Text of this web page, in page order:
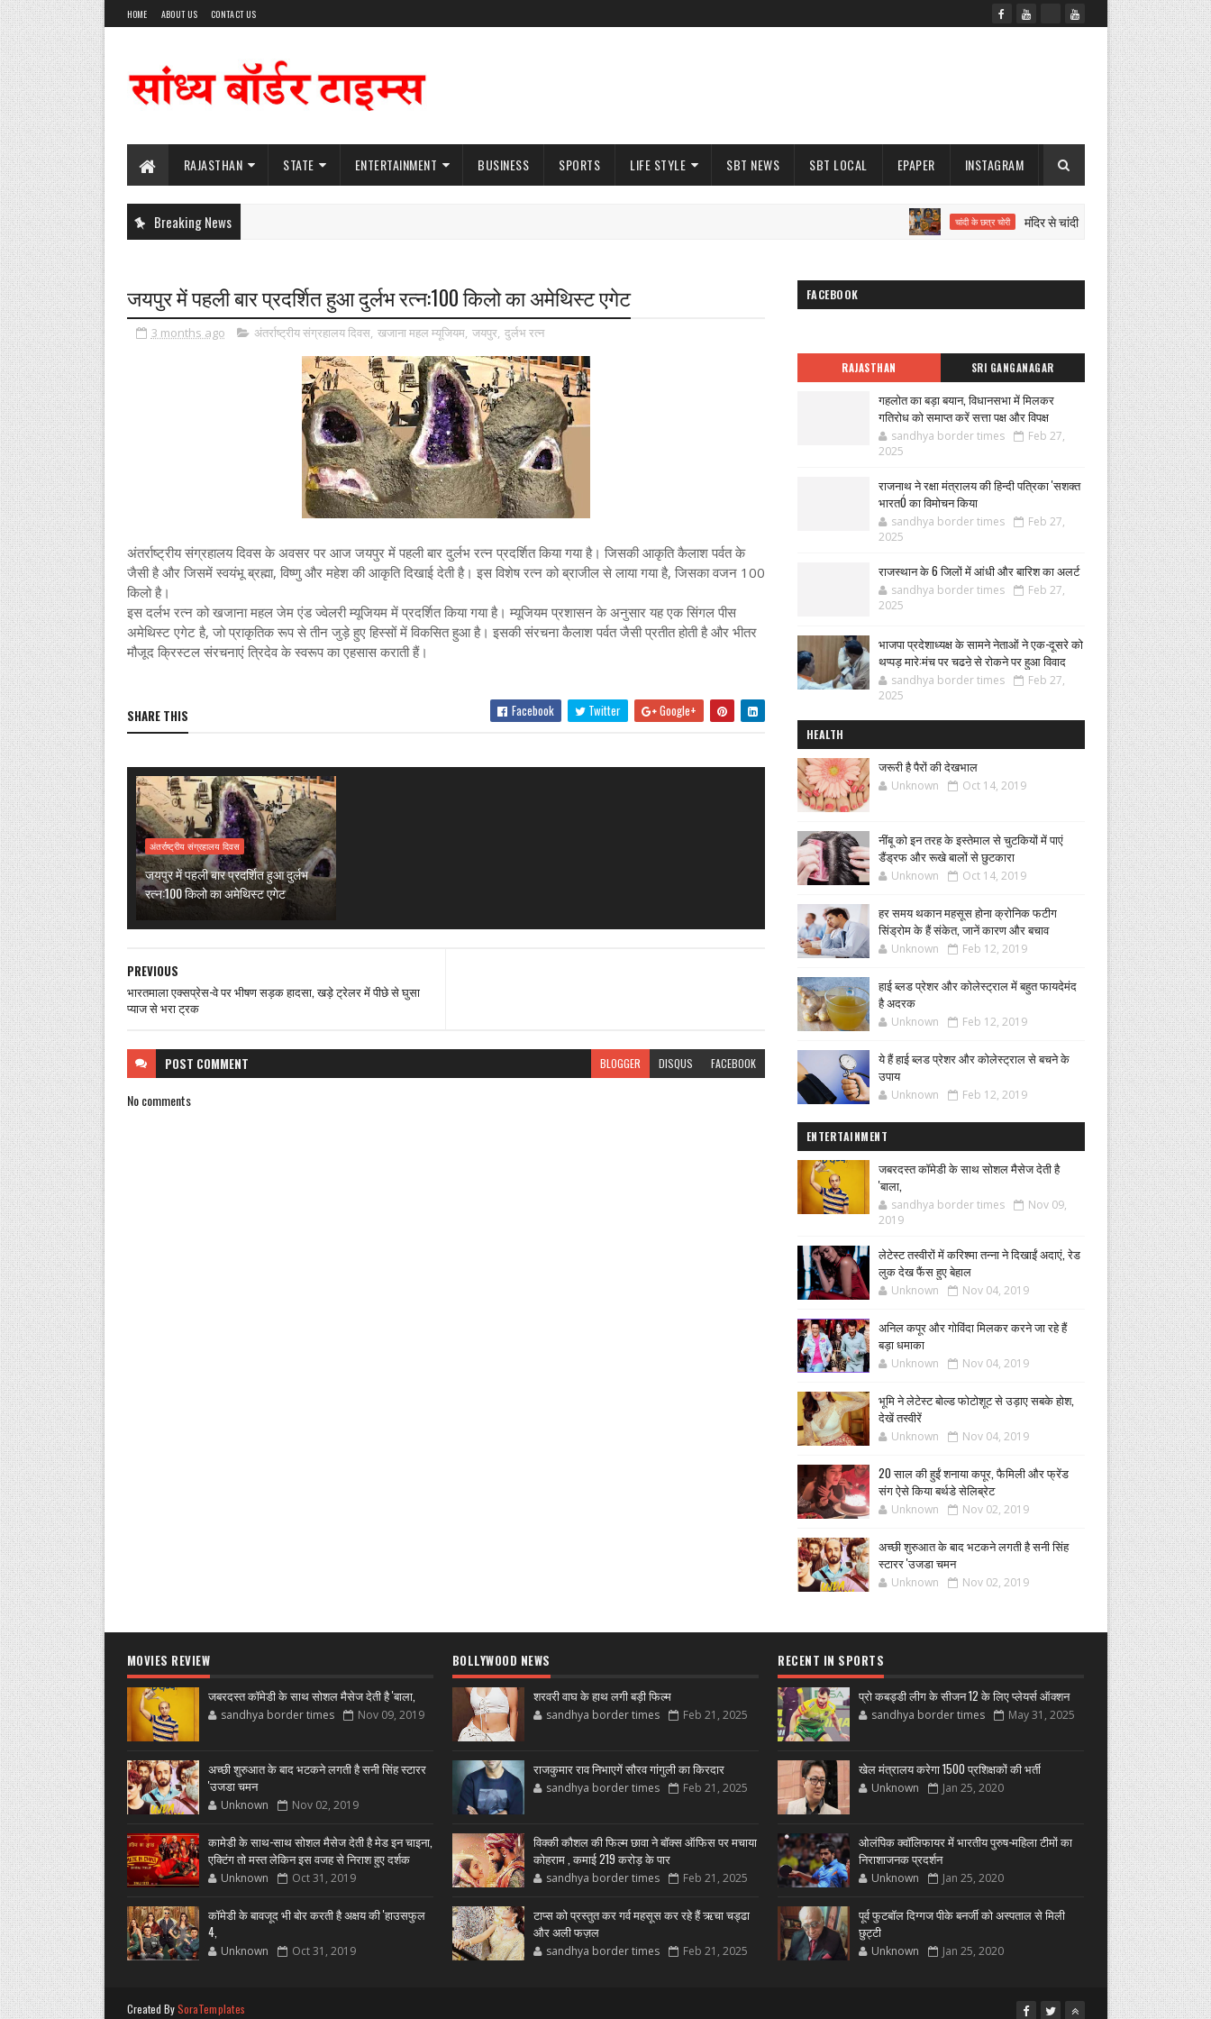
HOME ABOUT US CONTACT US
RAJASTHAN STATE ENTERTAINMENT BUSINESS SPORTS LIFE STYLE SBT NEWS SBT LOCAL EPAPER INSTAGRAM
Breaking News चांदी के छत्र चोरी मंदिर से चांदी के छत्र व गुल्लक चोरी
जयपुर में पहली बार प्रदर्शित हुआ दुर्लभ रत्न:100 किलो का अमेथिस्ट एगेट
3 months ago अंतर्राष्ट्रीय संग्रहालय दिवस, खजाना महल म्यूजियम, जयपुर, दुर्लभ रत्न
अंतर्राष्ट्रीय संग्रहालय दिवस के अवसर पर आज जयपुर में पहली बार दुर्लभ रत्न प्रदर्शित किया गया है। जिसकी आकृति कैलाश पर्वत के
जैसी है और जिसमें स्वयंभू ब्रह्मा, विष्णु और महेश की आकृति दिखाई देती है। इस विशेष रत्न को ब्राजील से लाया गया है, जिसका वजन 100
किलो है।
इस दर्लभ रत्न को खजाना महल जेम एंड ज्वेलरी म्यूजियम में प्रदर्शित किया गया है। म्यूजियम प्रशासन के अनुसार यह एक सिंगल पीस
अमेथिस्ट एगेट है, जो प्राकृतिक रूप से तीन जुड़े हुए हिस्सों में विकसित हुआ है। इसकी संरचना कैलाश पर्वत जैसी प्रतीत होती है और भीतर
मौजूद क्रिस्टल संरचनाएं त्रिदेव के स्वरूप का एहसास कराती हैं।
SHARE THIS Facebook Twitter Google+
अंतर्राष्ट्रीय संग्रहालय दिवस
जयपुर में पहली बार प्रदर्शित हुआ दुर्लभ
रत्न:100 किलो का अमेथिस्ट एगेट
PREVIOUS
भारतमाला एक्सप्रेस-वे पर भीषण सड़क हादसा, खड़े ट्रेलर में पीछे से घुसा
प्याज से भरा ट्रक
POST COMMENT BLOGGER DISQUS FACEBOOK
No comments
FACEBOOK
RAJASTHAN SRI GANGANAGAR
गहलोत का बड़ा बयान, विधानसभा में मिलकर
गतिरोध को समाप्त करें सत्ता पक्ष और विपक्ष
sandhya border times
Feb 27,
2025
राजनाथ ने रक्षा मंत्रालय की हिन्दी पत्रिका 'सशक्त
भारतÓ का विमोचन किया
sandhya border times
Feb 27,
2025
राजस्थान के 6 जिलों में आंधी और बारिश का अलर्ट
sandhya border times
Feb 27,
2025
भाजपा प्रदेशाध्यक्ष के सामने नेताओं ने एक-दूसरे को
थप्पड़ मारे:मंच पर चढऩे से रोकने पर हुआ विवाद
sandhya border times
Feb 27,
2025
HEALTH
जरूरी है पैरों की देखभाल
Unknown Oct 14, 2019
नींबू को इन तरह के इस्तेमाल से चुटकियों में पाएं
डैंड्रफ और रूखे बालों से छुटकारा
Unknown Oct 14, 2019
हर समय थकान महसूस होना क्रोनिक फटीग
सिंड्रोम के हैं संकेत, जानें कारण और बचाव
Unknown Feb 12, 2019
हाई ब्लड प्रेशर और कोलेस्ट्राल में बहुत फायदेमंद
है अदरक
Unknown Feb 12, 2019
ये हैं हाई ब्लड प्रेशर और कोलेस्ट्राल से बचने के
उपाय
Unknown Feb 12, 2019
ENTERTAINMENT
जबरदस्त कॉमेडी के साथ सोशल मैसेज देती है
'बाला,
sandhya border times
Nov 09,
2019
लेटेस्ट तस्वीरों में करिश्मा तन्ना ने दिखाईं अदाएं, रेड
लुक देख फैंस हुए बेहाल
Unknown Nov 04, 2019
अनिल कपूर और गोविंदा मिलकर करने जा रहे हैं
बड़ा धमाका
Unknown Nov 04, 2019
भूमि ने लेटेस्ट बोल्ड फोटोशूट से उड़ाए सबके होश,
देखें तस्वीरें
Unknown Nov 04, 2019
20 साल की हुईं शनाया कपूर, फैमिली और फ्रेंड
संग ऐसे किया बर्थडे सेलिब्रेट
Unknown Nov 02, 2019
अच्छी शुरुआत के बाद भटकने लगती है सनी सिंह
स्टारर 'उजडा चमन
Unknown Nov 02, 2019
MOVIES REVIEW
जबरदस्त कॉमेडी के साथ सोशल मैसेज देती है 'बाला,
sandhya border times Nov 09, 2019
अच्छी शुरुआत के बाद भटकने लगती है सनी सिंह स्टारर
'उजडा चमन
Unknown Nov 02, 2019
कामेडी के साथ-साथ सोशल मैसेज देती है मेड इन चाइना,
एक्टिंग तो मस्त लेकिन इस वजह से निराश हुए दर्शक
Unknown Oct 31, 2019
कॉमेडी के बावजूद भी बोर करती है अक्षय की 'हाउसफुल
4,
Unknown Oct 31, 2019
BOLLYWOOD NEWS
शरवरी वाघ के हाथ लगी बड़ी फिल्म
sandhya border times Feb 21, 2025
राजकुमार राव निभाएगें सौरव गांगुली का किरदार
sandhya border times Feb 21, 2025
विक्की कौशल की फिल्म छावा ने बॉक्स ऑफिस पर मचाया
कोहराम , कमाई 219 करोड़ के पार
sandhya border times Feb 21, 2025
टाप्स को प्रस्तुत कर गर्व महसूस कर रहे हैं ऋचा चड्ढा
और अली फज़ल
sandhya border times Feb 21, 2025
RECENT IN SPORTS
प्रो कबड्डी लीग के सीजन 12 के लिए प्लेयर्स ऑक्शन
sandhya border times May 31, 2025
खेल मंत्रालय करेगा 1500 प्रशिक्षकों की भर्ती
Unknown Jan 25, 2020
ओलंपिक क्वॉलिफायर में भारतीय पुरुष-महिला टीमों का
निराशाजनक प्रदर्शन
Unknown Jan 25, 2020
पूर्व फुटबॉल दिग्गज पीके बनर्जी को अस्पताल से मिली
छुट्टी
Unknown Jan 25, 2020
Created BySoraTemplates